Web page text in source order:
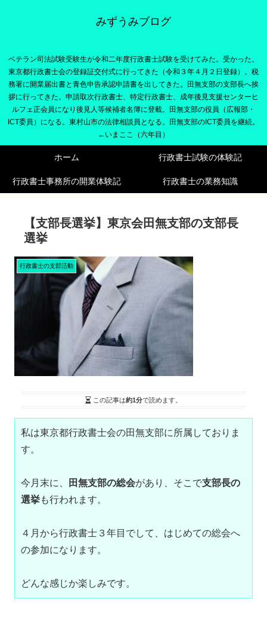
みずうみブログ
ベテラン司法試験受験生が令和二年度行政書士試験を受けてみた。受かった。
東京都行政書士会の登録証交付式に行ってきた（令和３年４月２日登録）。税
務署に開業届出書と青色申告承認申請書を出してきた。田無支部の支部長へ挨
拶に行ってきた。申請取次行政書士、特定行政書士、成年後見支援センターヒ
ルフェ正会員になり後見人等候補者名簿に登載。田無支部の役員（広報部・
ICT委員）になる。東村山市の法律相談員となる。田無支部のICT委員を継続。
←いまここ（六年目）
ホーム 行政書士試験の体験記
行政書士事務所の開業体験記 行政書士の業務知識
【支部長選挙】東京会田無支部の支部長
選挙
行政書士の支部活動
この記事は約1分で読めます。
私は東京都行政書士会の田無支部に所属しておりま
す。
今月末に、 田無支部の総会があり、そこで支部長の
選挙も行われます。
４月から行政書士３年目でして、はじめての総会へ
の参加になります。